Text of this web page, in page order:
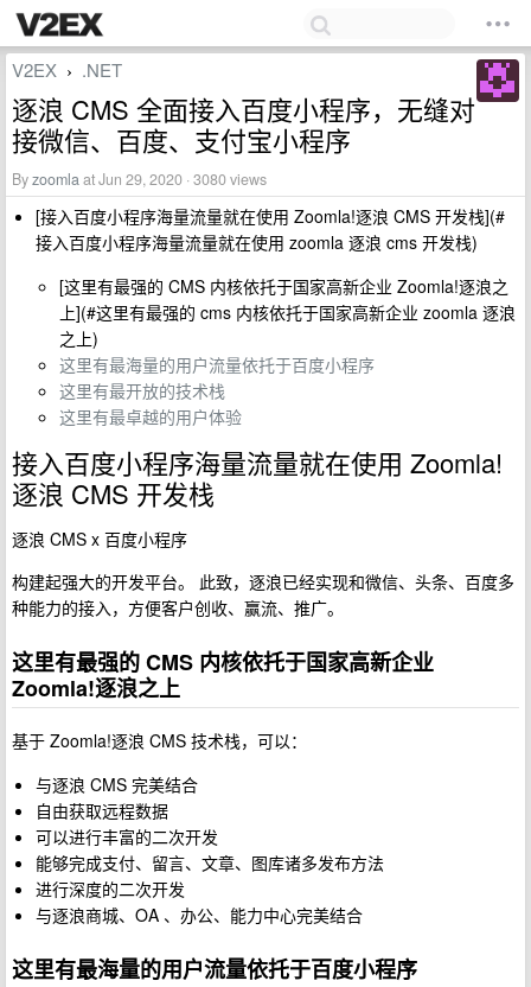
V2EX › .NET
逐浪 CMS 全面接入百度小程序，无缝对
接微信、百度、支付宝小程序
Byzoomlaat Jun 29, 2020 · 3080 views
[接入百度小程序海量流量就在使用 Zoomla!逐浪 CMS 开发栈](#
接入百度小程序海量流量就在使用 zoomla 逐浪 cms 开发栈)
[这里有最强的 CMS 内核依托于国家高新企业 Zoomla!逐浪之
上](#这里有最强的 cms 内核依托于国家高新企业 zoomla 逐浪
之上)
这里有最海量的用户流量依托于百度小程序
这里有最开放的技术栈
这里有最卓越的用户体验
接入百度小程序海量流量就在使用 Zoomla!
逐浪 CMS 开发栈
逐浪 CMS x 百度小程序
构建起强大的开发平台。 此致，逐浪已经实现和微信、头条、百度多
种能力的接入，方便客户创收、赢流、推广。
这里有最强的 CMS 内核依托于国家高新企业
Zoomla!逐浪之上
基于 Zoomla!逐浪 CMS 技术栈，可以：
与逐浪 CMS 完美结合
自由获取远程数据
可以进行丰富的二次开发
能够完成支付、留言、文章、图库诸多发布方法
进行深度的二次开发
与逐浪商城、OA 、办公、能力中心完美结合
这里有最海量的用户流量依托于百度小程序